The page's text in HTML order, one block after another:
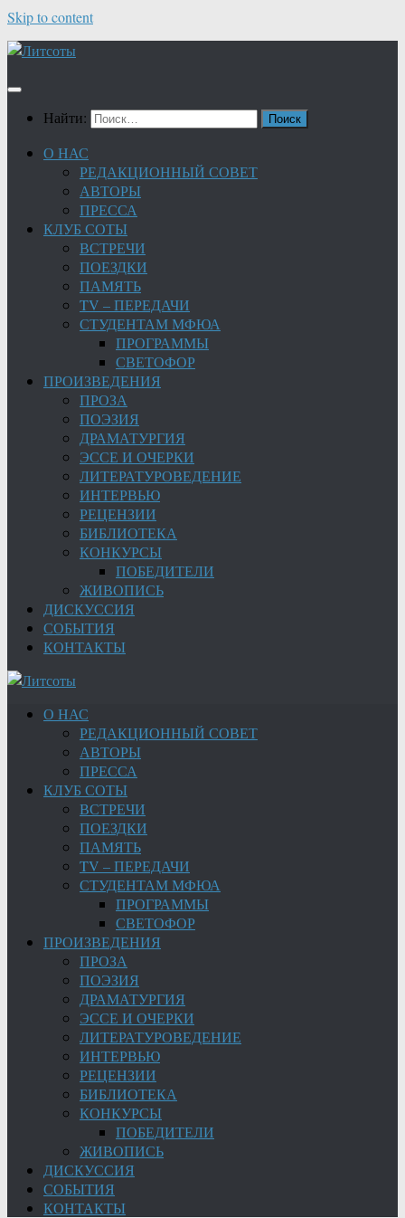
Skip to content
Найти:
О НАС
РЕДАКЦИОННЫЙ СОВЕТ
АВТОРЫ
ПРЕССА
КЛУБ СОТЫ
ВСТРЕЧИ
ПОЕЗДКИ
ПАМЯТЬ
TV – ПЕРЕДАЧИ
СТУДЕНТАМ МФЮА
ПРОГРАММЫ
СВЕТОФОР
ПРОИЗВЕДЕНИЯ
ПРОЗА
ПОЭЗИЯ
ДРАМАТУРГИЯ
ЭССЕ И ОЧЕРКИ
ЛИТЕРАТУРОВЕДЕНИЕ
ИНТЕРВЬЮ
РЕЦЕНЗИИ
БИБЛИОТЕКА
КОНКУРСЫ
ПОБЕДИТЕЛИ
ЖИВОПИСЬ
ДИСКУССИЯ
СОБЫТИЯ
КОНТАКТЫ
О НАС
РЕДАКЦИОННЫЙ СОВЕТ
АВТОРЫ
ПРЕССА
КЛУБ СОТЫ
ВСТРЕЧИ
ПОЕЗДКИ
ПАМЯТЬ
TV – ПЕРЕДАЧИ
СТУДЕНТАМ МФЮА
ПРОГРАММЫ
СВЕТОФОР
ПРОИЗВЕДЕНИЯ
ПРОЗА
ПОЭЗИЯ
ДРАМАТУРГИЯ
ЭССЕ И ОЧЕРКИ
ЛИТЕРАТУРОВЕДЕНИЕ
ИНТЕРВЬЮ
РЕЦЕНЗИИ
БИБЛИОТЕКА
КОНКУРСЫ
ПОБЕДИТЕЛИ
ЖИВОПИСЬ
ДИСКУССИЯ
СОБЫТИЯ
КОНТАКТЫ